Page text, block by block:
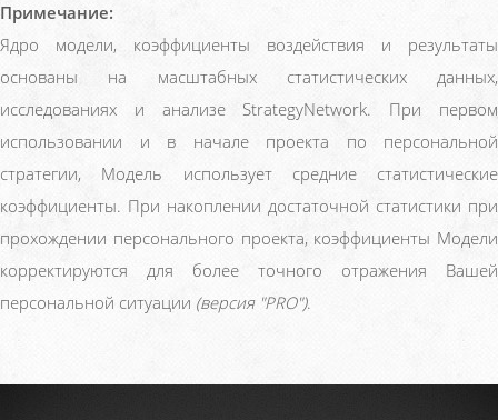
Примечание:
Ядро модели, коэффициенты воздействия и результаты
основаны на масштабных статистических данных,
исследованиях и анализе StrategyNetwork. При первом
использовании и в начале проекта по персональной
стратегии, Модель использует средние статистические
коэффициенты. При накоплении достаточной статистики при
прохождении персонального проекта, коэффициенты Модели
корректируются для более точного отражения Вашей
персональной ситуации (версия "PRO").